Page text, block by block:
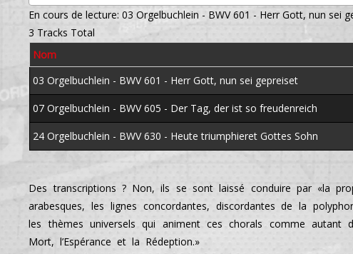
En cours de lecture:03 Orgelbuchlein - BWV 601 - Herr Gott, nun sei
3 Tracks Total
Nom
03 Orgelbuchlein - BWV 601 - Herr Gott, nun sei gepreiset
07 Orgelbuchlein - BWV 605 - Der Tag, der ist so freudenreich
24 Orgelbuchlein - BWV 630 - Heute triumphieret Gottes Sohn
Des transcriptions ? Non, ils se sont laissé conduire par «la
arabesques, les lignes concordantes, discordantes de la
les thèmes universels qui animent ces chorals comme autant
Mort, l’Espérance et la Rédeption.»